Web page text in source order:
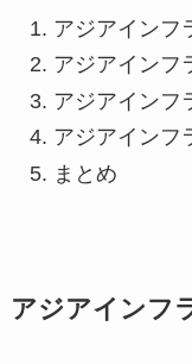
アジアインフ
アジアインフ
アジアインフ
アジアインフ
まとめ
アジアインフ